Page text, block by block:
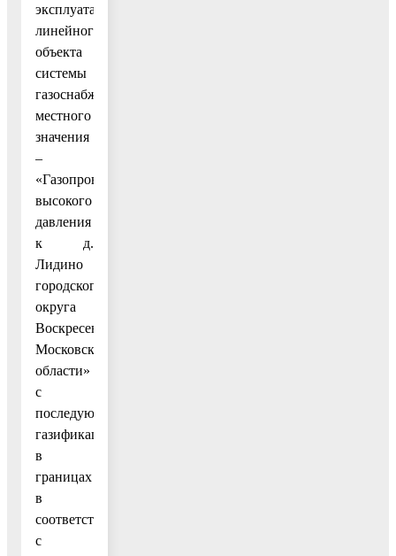
эксплуатации
линейного
объекта
системы
газоснабжения
местного
значения
–
«Газопровод
высокого
давления
к д.
Лидино
городского
округа
Воскресенск
Московской
области»
с
последующей
газификацией,
в
границах
в
соответствии
с